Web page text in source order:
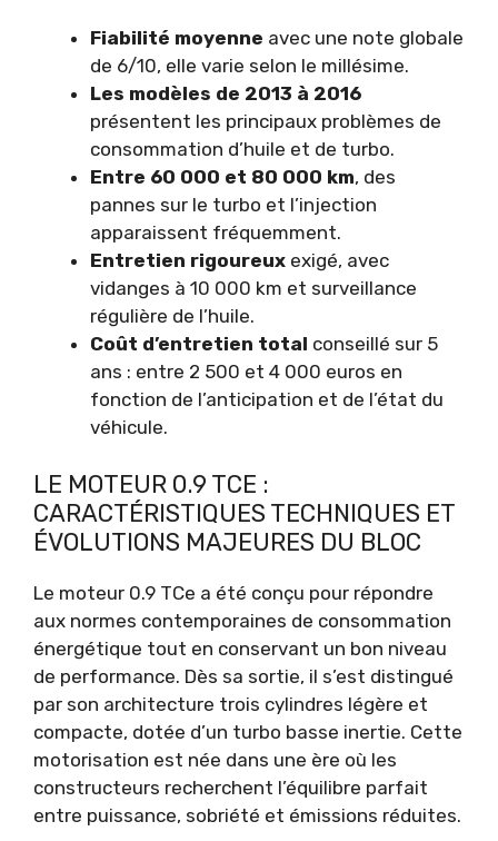
Fiabilité moyenne avec une note globale
de 6/10, elle varie selon le millésime.
Les modèles de 2013 à 2016
présentent les principaux problèmes de
consommation d’huile et de turbo.
Entre 60 000 et 80 000 km, des
pannes sur le turbo et l’injection
apparaissent fréquemment.
Entretien rigoureux exigé, avec
vidanges à 10 000 km et surveillance
régulière de l’huile.
Coût d’entretien total conseillé sur 5
ans : entre 2 500 et 4 000 euros en
fonction de l’anticipation et de l’état du
véhicule.
LE MOTEUR 0.9 TCE :
CARACTÉRISTIQUES TECHNIQUES ET
ÉVOLUTIONS MAJEURES DU BLOC
Le moteur 0.9 TCe a été conçu pour répondre
aux normes contemporaines de consommation
énergétique tout en conservant un bon niveau
de performance. Dès sa sortie, il s’est distingué
par son architecture trois cylindres légère et
compacte, dotée d’un turbo basse inertie. Cette
motorisation est née dans une ère où les
constructeurs recherchent l’équilibre parfait
entre puissance, sobriété et émissions réduites.